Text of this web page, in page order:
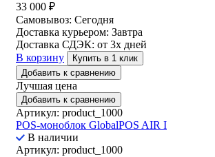
33 000 ₽
Самовывоз: Сегодня
Доставка курьером: Завтра
Доставка СДЭК: от 3х дней
В корзину
Купить в 1 клик
Добавить к сравнению
Лучшая цена
Добавить к сравнению
Артикул: product_1000
POS-моноблок GlobalPOS AIR I
В наличии
Артикул: product_1000